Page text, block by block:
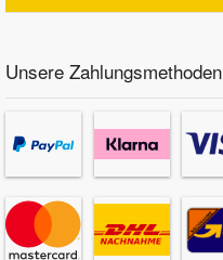
Unsere Zahlungsmethoden